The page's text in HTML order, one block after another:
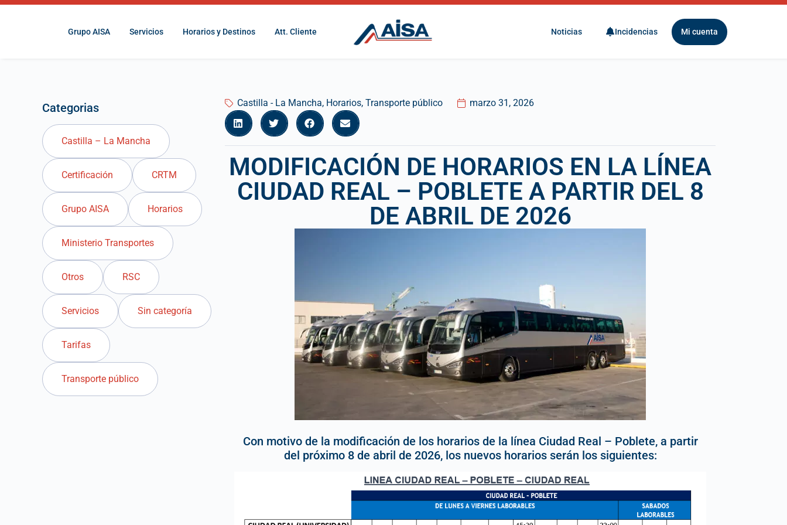
Grupo AISA Servicios Horarios y Destinos Att. Cliente Noticias Incidencias Mi cuenta
Categorias
Castilla – La Mancha
Certificación CRTM
Grupo AISA Horarios
Ministerio Transportes
Otros RSC
Servicios Sin categoría
Tarifas
Transporte público
Castilla - La Mancha, Horarios, Transporte público marzo 31, 2026
MODIFICACIÓN DE HORARIOS EN LA LÍNEA
CIUDAD REAL – POBLETE A PARTIR DEL 8
DE ABRIL DE 2026
Con motivo de la modificación de los horarios de la línea Ciudad Real – Poblete, a partir
del próximo 8 de abril de 2026, los nuevos horarios serán los siguientes: